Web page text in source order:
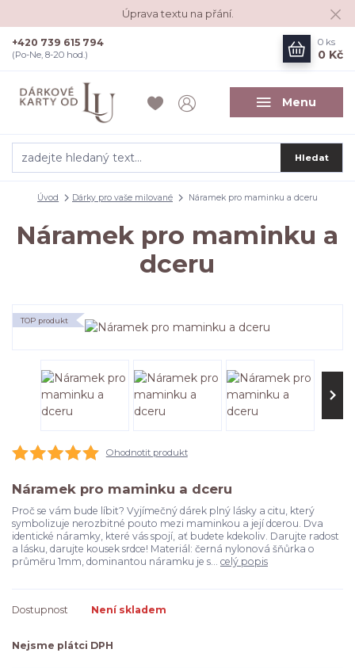
Úprava textu na přání.
Menu
Hledat
+420 739 615 794
(Po-Ne, 8-20 hod.)
0 ks
0 Kč
Úvod Dárky pro vaše milované Náramek pro maminku a dceru
Náramek pro maminku a
dceru
TOP produkt
Ohodnotit produkt
Náramek pro maminku a dceru
Proč se vám bude líbit? Vyjímečný dárek plný lásky a citu, který
symbolizuje nerozbitné pouto mezi maminkou a její dcerou. Dva
identické náramky, které vás spojí, ať budete kdekoliv. Darujte radost
a lásku, darujte kousek srdce! Materiál: černá nylonová šňůrka o
průměru 1mm, dominantou náramku je s... celý popis
Dostupnost Není skladem
Nejsme plátci DPH